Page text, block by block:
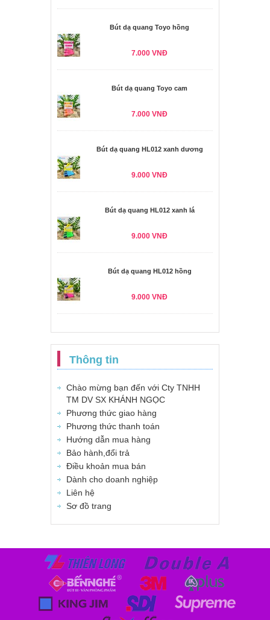
Bút dạ quang Toyo hồng
7.000 VNĐ
Bút dạ quang Toyo cam
7.000 VNĐ
Bút dạ quang HL012 xanh dương
9.000 VNĐ
Bút dạ quang HL012 xanh lá
9.000 VNĐ
Bút dạ quang HL012 hồng
9.000 VNĐ
Thông tin
Chào mừng bạn đến với Cty TNHH
TM DV SX KHÁNH NGỌC
Phương thức giao hàng
Phương thức thanh toán
Hướng dẫn mua hàng
Bảo hành,đổi trả
Điều khoản mua bán
Dành cho doanh nghiệp
Liên hệ
Sơ đồ trang